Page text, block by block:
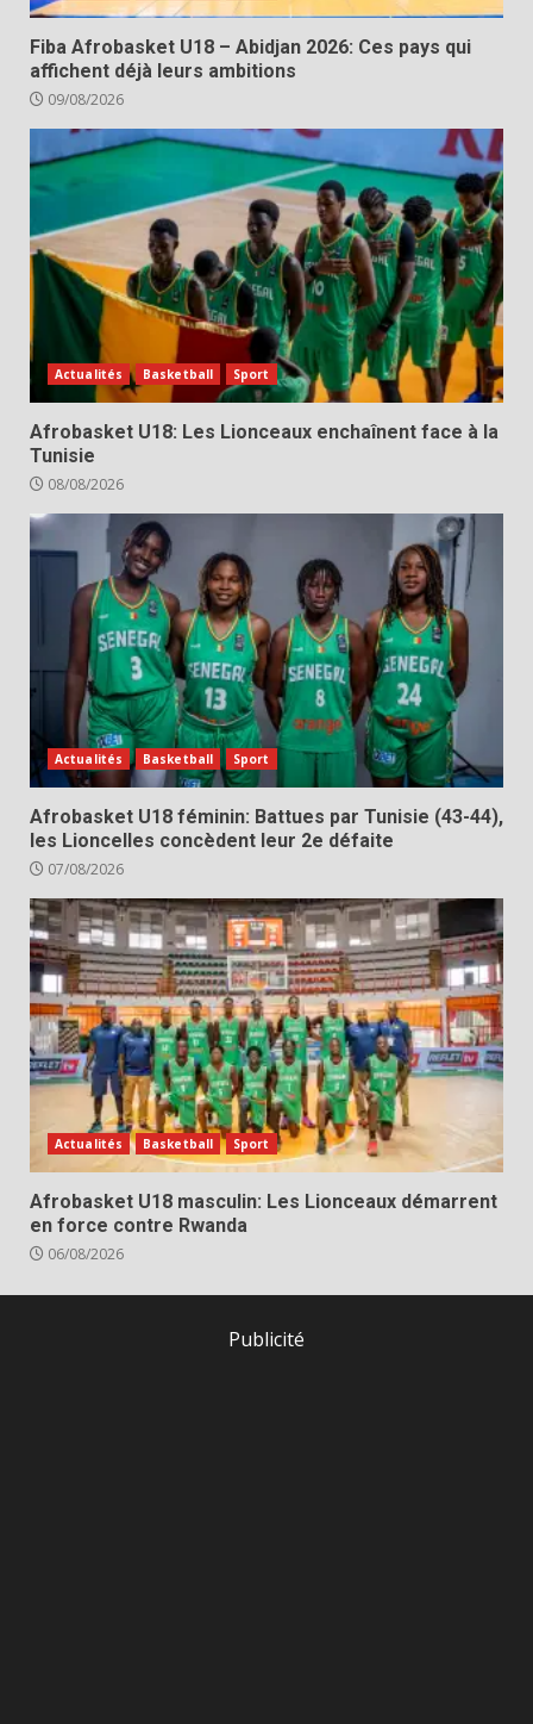
Fiba Afrobasket U18 – Abidjan 2026: Ces pays qui
affichent déjà leurs ambitions
09/08/2026
Actualités Basketball Sport
Afrobasket U18: Les Lionceaux enchaînent face à la
Tunisie
08/08/2026
Actualités Basketball Sport
Afrobasket U18 féminin: Battues par Tunisie (43-44),
les Lioncelles concèdent leur 2e défaite
07/08/2026
Actualités Basketball Sport
Afrobasket U18 masculin: Les Lionceaux démarrent
en force contre Rwanda
06/08/2026
Publicité